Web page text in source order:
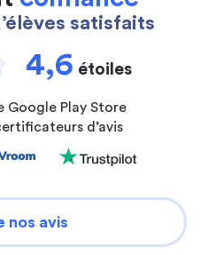
satisfaits
4,6 étoiles
Google Play Store
d’avis
nos avis